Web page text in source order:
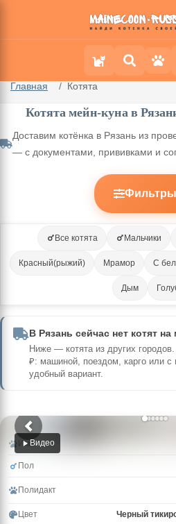
Главная Котята
Котята мейн-куна в
Доставим котёнка в Рязань из
— с документами, прививками и
Фильтры
Все котята Мальчики
Красный(рыжий) Мрамор С
Дым
В Рязань сейчас нет котят на
Ниже — котята из других
₽: машиной, поездом, карго или
удобный вариант.
Видео
Имя
Пол
Полидакт
Цвет Черный